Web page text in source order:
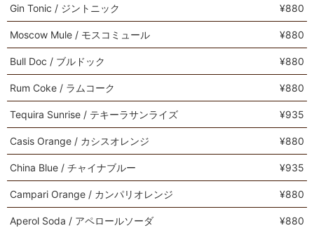
Gin Tonic / ジントニック ¥880
Moscow Mule / モスコミュール ¥880
Bull Doc / ブルドック ¥880
Rum Coke / ラムコーク ¥880
Tequira Sunrise / テキーラサンライズ ¥935
Casis Orange / カシスオレンジ ¥880
China Blue / チャイナブルー ¥935
Campari Orange / カンパリオレンジ ¥880
Aperol Soda / アペロールソーダ ¥880